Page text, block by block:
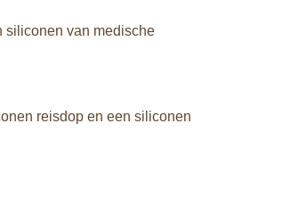
siliconen van medische
reisdop en een siliconen